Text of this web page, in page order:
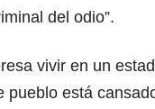
del odio”.
vivir en un
pueblo está